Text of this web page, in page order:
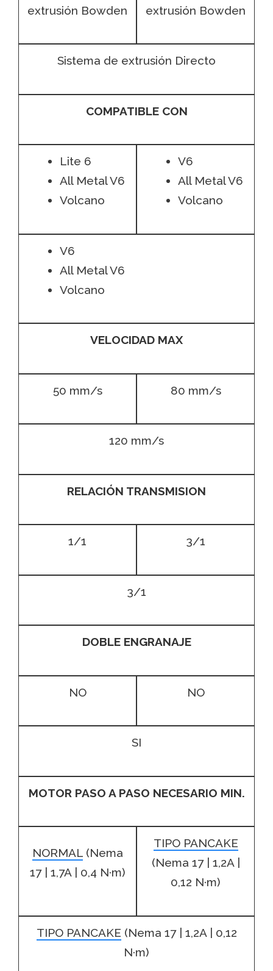
extrusión Bowden
extrusión Bowden
Sistema de extrusión Directo
COMPATIBLE CON
Lite 6
All Metal V6
Volcano
V6
All Metal V6
Volcano
V6
All Metal V6
Volcano
VELOCIDAD MAX
50 mm/s 80 mm/s
120 mm/s
RELACIÓN TRANSMISION
1/1 3/1
3/1
DOBLE ENGRANAJE
NO NO
SI
MOTOR PASO A PASO NECESARIO MIN.
NORMAL(Nema
17 | 1,7A | 0,4 N·m)
TIPO PANCAKE
(Nema 17 | 1,2A |
0,12 N·m)
TIPO PANCAKE (Nema 17 | 1,2A | 0,12
N·m)